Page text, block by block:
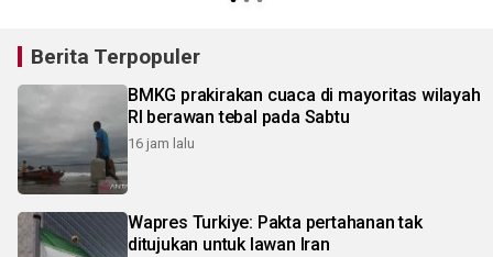
Berita Terpopuler
BMKG prakirakan cuaca di mayoritas wilayah
RI berawan tebal pada Sabtu
16 jam lalu
Wapres Turkiye: Pakta pertahanan tak
ditujukan untuk lawan Iran